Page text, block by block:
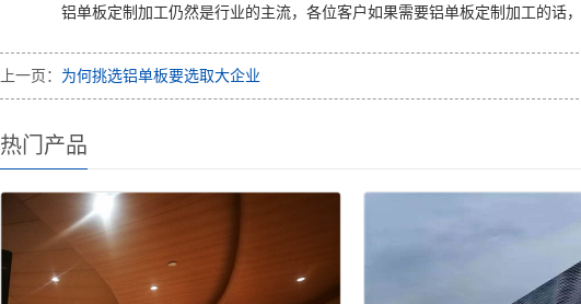
铝单板定制加工仍然是行业的主流，各位客户如果需要铝单板定制加工的话，
上一页： 为何挑选铝单板要选取大企业
热门产品